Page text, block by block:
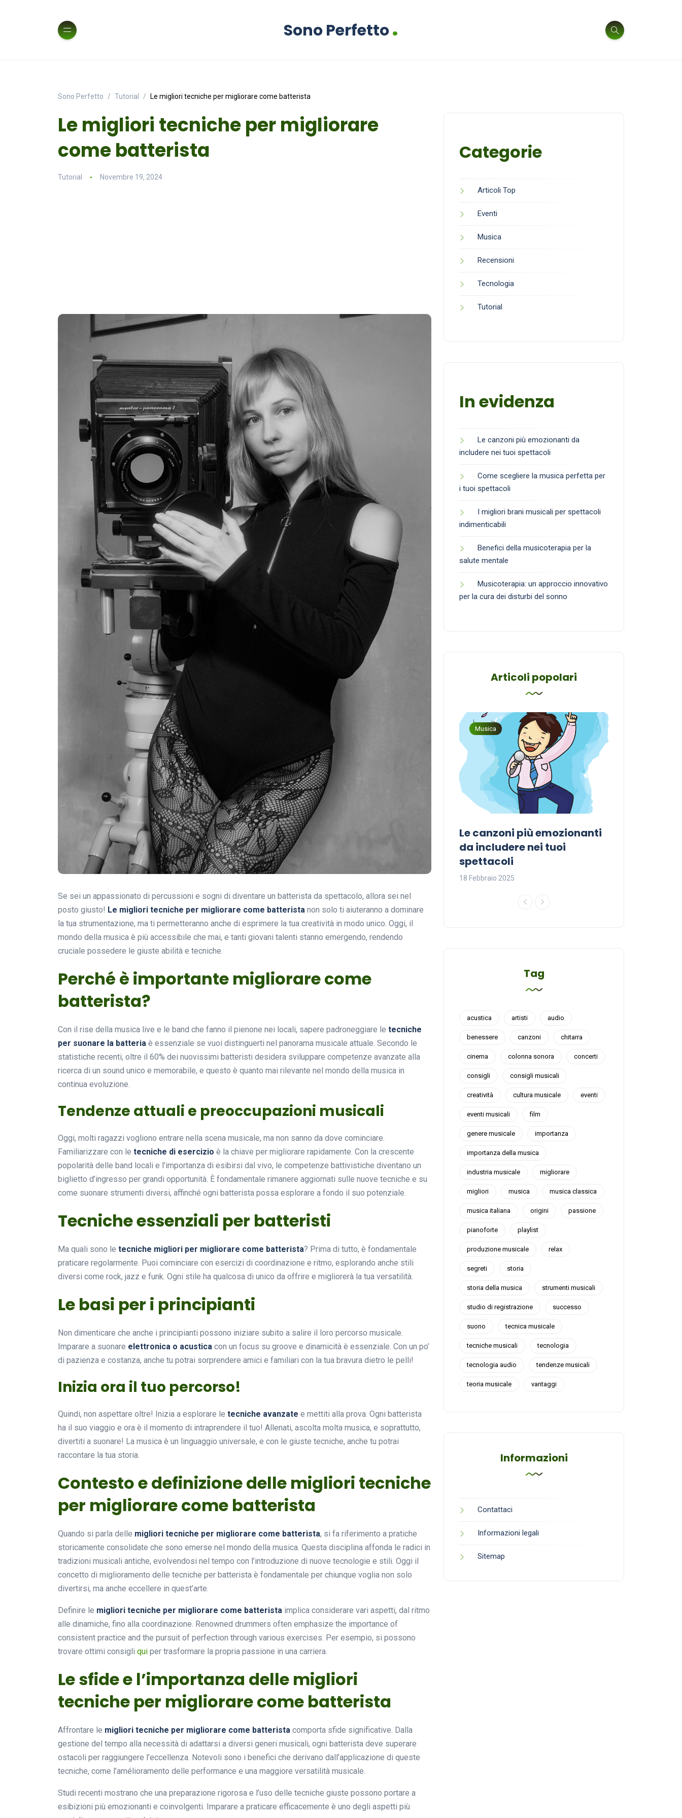
Sono Perfetto.
Sono Perfetto Tutorial Le migliori tecniche per migliorare come batterista
Le migliori tecniche per migliorare
come batterista
Tutorial Novembre 19, 2024
Se sei un appassionato di percussioni e sogni di diventare un batterista da spettacolo, allora sei nel
posto giusto! Le migliori tecniche per migliorare come batterista non solo ti aiuteranno a dominare
la tua strumentazione, ma ti permetteranno anche di esprimere la tua creatività in modo unico. Oggi, il
mondo della musica è più accessibile che mai, e tanti giovani talenti stanno emergendo, rendendo
cruciale possedere le giuste abilità e tecniche.
Perché è importante migliorare come
batterista?
Con il rise della musica live e le band che fanno il pienone nei locali, sapere padroneggiare le tecniche
per suonare la batteria è essenziale se vuoi distinguerti nel panorama musicale attuale. Secondo le
statistiche recenti, oltre il 60% dei nuovissimi batteristi desidera sviluppare competenze avanzate alla
ricerca di un sound unico e memorabile, e questo è quanto mai rilevante nel mondo della musica in
continua evoluzione.
Tendenze attuali e preoccupazioni musicali
Oggi, molti ragazzi vogliono entrare nella scena musicale, ma non sanno da dove cominciare.
Familiarizzare con le tecniche di esercizio è la chiave per migliorare rapidamente. Con la crescente
popolarità delle band locali e l’importanza di esibirsi dal vivo, le competenze battivistiche diventano un
biglietto d’ingresso per grandi opportunità. È fondamentale rimanere aggiornati sulle nuove tecniche e su
come suonare strumenti diversi, affinché ogni batterista possa esplorare a fondo il suo potenziale.
Tecniche essenziali per batteristi
Ma quali sono le tecniche migliori per migliorare come batterista? Prima di tutto, è fondamentale
praticare regolarmente. Puoi cominciare con esercizi di coordinazione e ritmo, esplorando anche stili
diversi come rock, jazz e funk. Ogni stile ha qualcosa di unico da offrire e migliorerà la tua versatilità.
Le basi per i principianti
Non dimenticare che anche i principianti possono iniziare subito a salire il loro percorso musicale.
Imparare a suonare elettronica o acustica con un focus su groove e dinamicità è essenziale. Con un po’
di pazienza e costanza, anche tu potrai sorprendere amici e familiari con la tua bravura dietro le pelli!
Inizia ora il tuo percorso!
Quindi, non aspettare oltre! Inizia a esplorare le tecniche avanzate e mettiti alla prova. Ogni batterista
ha il suo viaggio e ora è il momento di intraprendere il tuo! Allenati, ascolta molta musica, e soprattutto,
divertiti a suonare! La musica è un linguaggio universale, e con le giuste tecniche, anche tu potrai
raccontare la tua storia.
Contesto e definizione delle migliori tecniche
per migliorare come batterista
Quando si parla delle migliori tecniche per migliorare come batterista, si fa riferimento a pratiche
storicamente consolidate che sono emerse nel mondo della musica. Questa disciplina affonda le radici in
tradizioni musicali antiche, evolvendosi nel tempo con l’introduzione di nuove tecnologie e stili. Oggi il
concetto di miglioramento delle tecniche per batterista è fondamentale per chiunque voglia non solo
divertirsi, ma anche eccellere in quest’arte.
Definire le migliori tecniche per migliorare come batterista implica considerare vari aspetti, dal ritmo
alle dinamiche, fino alla coordinazione. Renowned drummers often emphasize the importance of
consistent practice and the pursuit of perfection through various exercises. Per esempio, si possono
trovare ottimi consigli qui per trasformare la propria passione in una carriera.
Le sfide e l’importanza delle migliori
tecniche per migliorare come batterista
Affrontare le migliori tecniche per migliorare come batterista comporta sfide significative. Dalla
gestione del tempo alla necessità di adattarsi a diversi generi musicali, ogni batterista deve superare
ostacoli per raggiungere l’eccellenza. Notevoli sono i benefici che derivano dall’applicazione di queste
tecniche, come l’amélioramento delle performance e una maggiore versatilità musicale.
Studi recenti mostrano che una preparazione rigorosa e l’uso delle tecniche giuste possono portare a
esibizioni più emozionanti e coinvolgenti. Imparare a praticare efficacemente è uno degli aspetti più
Categorie
Articoli Top
Eventi
Musica
Recensioni
Tecnologia
Tutorial
In evidenza
Le canzoni più emozionanti da
includere nei tuoi spettacoli
Come scegliere la musica perfetta per
i tuoi spettacoli
I migliori brani musicali per spettacoli
indimenticabili
Benefici della musicoterapia per la
salute mentale
Musicoterapia: un approccio innovativo
per la cura dei disturbi del sonno
Articoli popolari
Musica Musica
Le canzoni più emozionanti
da includere nei tuoi
spettacoli
18 Febbraio 2025
Tag
acustica artisti audio
benessere canzoni chitarra
cinema colonna sonora concerti
consigli consigli musicali
creatività cultura musicale eventi
eventi musicali film
genere musicale importanza
importanza della musica
industria musicale migliorare
migliori musica musica classica
musica italiana origini passione
pianoforte playlist
produzione musicale relax
segreti storia
storia della musica strumenti musicali
studio di registrazione successo
suono tecnica musicale
tecniche musicali tecnologia
tecnologia audio tendenze musicali
teoria musicale vantaggi
Informazioni
Contattaci
Informazioni legali
Sitemap